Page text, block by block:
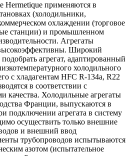
Hermetique применяются в
(холодильники,
охлаждении (торговое
станции) и промышленном
Агрегаты
Широкий
агрегат, адаптированный
холодильного
с хладагентам HFC R-134a, R22
в соответствии с
качества. Холодильные агрегаты
Франции, выпускаются в
подключении агрегата в систему
осуществить только внешние
и внешний ввод
трубопроводов испытываются
азотом (испытательное